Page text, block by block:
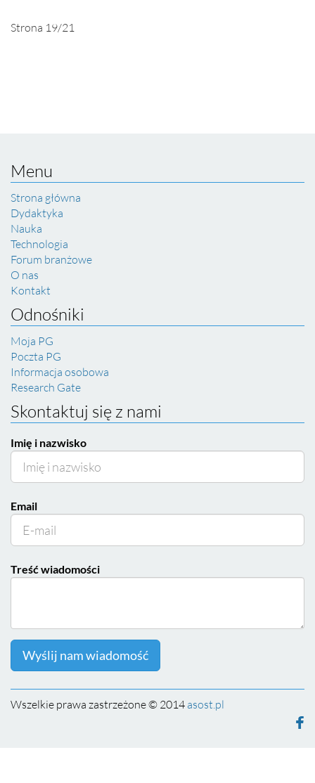
Strona 19/21
Menu
Strona główna
Dydaktyka
Nauka
Technologia
Forum branżowe
O nas
Kontakt
Odnośniki
Moja PG
Poczta PG
Informacja osobowa
Research Gate
Skontaktuj się z nami
Imię i nazwisko
Email
Treść wiadomości
Wyślij nam wiadomość
Wszelkie prawa zastrzeżone © 2014 asost.pl